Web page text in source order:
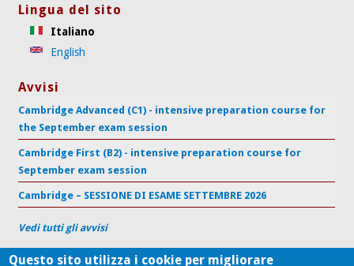
Lingua del sito
Italiano
English
Avvisi
Cambridge Advanced (C1) - intensive preparation course for
the September exam session
Cambridge First (B2) - intensive preparation course for
September exam session
Cambridge – SESSIONE DI ESAME SETTEMBRE 2026
Vedi tutti gli avvisi
Questo sito utilizza i cookie per migliorare